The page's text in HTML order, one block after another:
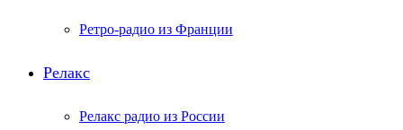
Ретро-радио из Франции
Релакс
Релакс радио из России